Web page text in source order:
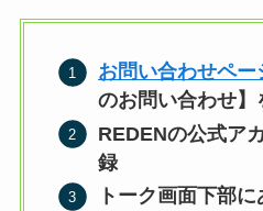
お問い合わせペー
のお問い合わせ】
REDENの公式ア
録
トーク画面下部